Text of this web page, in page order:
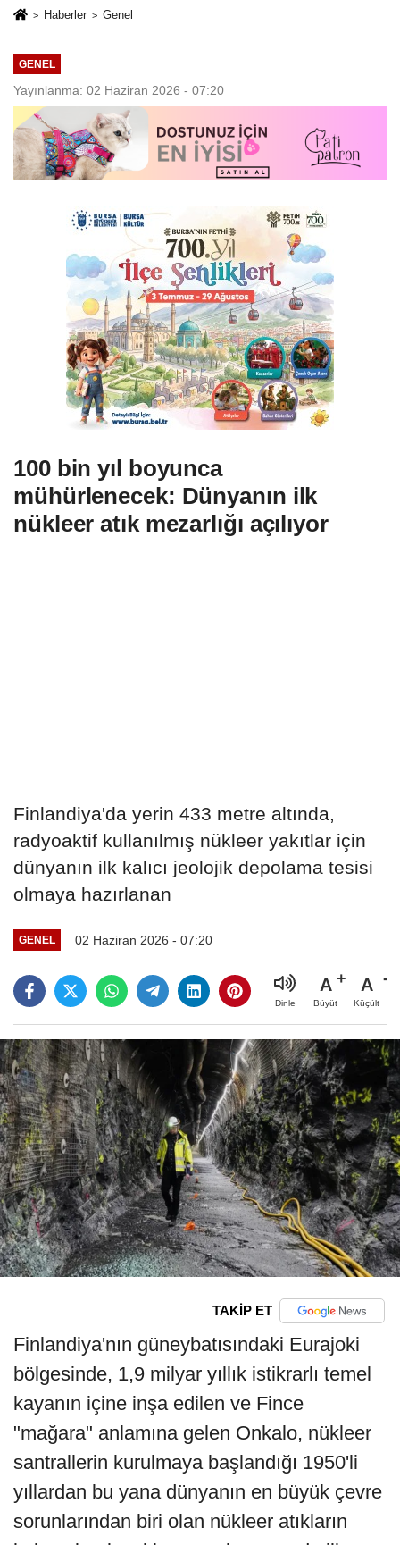
politikalarımızı
devam edeceğiz
Haberler Genel
GENEL
Yayınlanma: 02 Haziran 2026 - 07:20
100 bin yıl boyunca
mühürlenecek: Dünyanın ilk
nükleer atık mezarlığı açılıyor
Finlandiya'da yerin 433 metre altında,
radyoaktif kullanılmış nükleer yakıtlar için
dünyanın ilk kalıcı jeolojik depolama tesisi
olmaya hazırlanan
GENEL 02 Haziran 2026 - 07:20
Dinle
A
Büyüt
A
Küçült
TAKİP ET
Finlandiya'nın güneybatısındaki Eurajoki
bölgesinde, 1,9 milyar yıllık istikrarlı temel
kayanın içine inşa edilen ve Fince
"mağara" anlamına gelen Onkalo, nükleer
santrallerin kurulmaya başlandığı 1950'li
yıllardan bu yana dünyanın en büyük çevre
sorunlarından biri olan nükleer atıkların